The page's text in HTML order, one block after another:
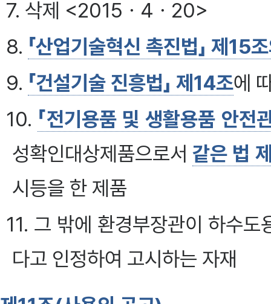
7. 삭제 <2015ㆍ4ㆍ20>
8. 「산업기술혁신 촉진법」 제15
9. 「건설기술 진흥법」 제14조에
10. 「전기용품 및 생활용품 안전
성확인대상제품으로서같은 법
시등을 한 제품
11. 그 밖에 환경부장관이 하수
다고 인정하여 고시하는 자재